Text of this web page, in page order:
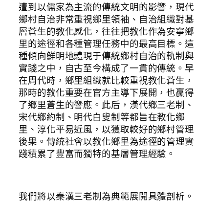
遭到以儒家為主流的傳統文明的影響，現代
鄉村自治非常重視鄉里領袖、自治組織對基
層蒼生的教化感化，往往把教化作為安寧鄉
里的途徑和各種管理任務中的最高目標。這
種傾向鮮明地體現于傳統鄉村自治的軌制與
實踐之中，自古至今構成了一貫的傳統。早
在周代時，鄉里組織就比較重視教化蒼生，
那時的教化重要在官方主導下展開，也贏得
了鄉里蒼生的響應。此后，漢代鄉三老制、
宋代鄉約制、明代白叟制等都旨在教化鄉
里、淳化平易近風，以獲取較好的鄉村管理
後果。傳統社會以教化鄉里為途徑的管理實
踐積累了豐富而獨特的基層管理經驗。
我們將以秦漢三老制為典範展開具體剖析。